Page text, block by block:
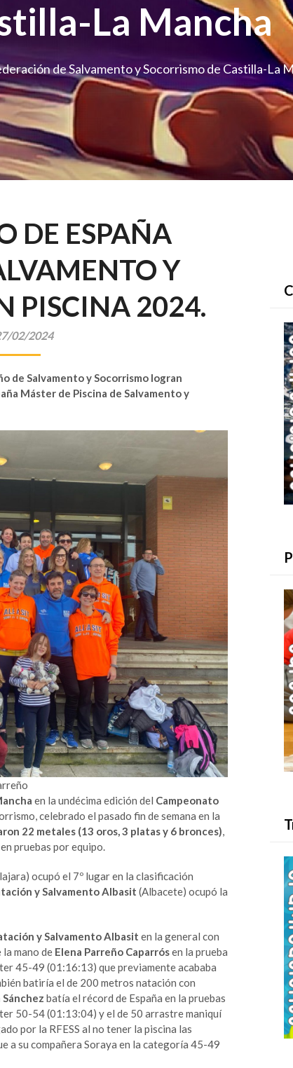
La Mancha
de Salvamento y Socorrismo de Castilla-La
DE ESPAÑA
Y
PISCINA 2024.
02/2024
de Salvamento y Socorrismo logran
Máster de Piscina de Salvamento y
en la undécima edición del Campeonato
celebrado el pasado fin de semana en la
22 metales (13 oros, 3 platas y 6 bronces),
pruebas por equipo.
ocupó el 7º lugar en la clasificación
y Salvamento Albasit (Albacete) ocupó la
y Salvamento Albasit en la general con
la mano de Elena Parreño Caparrósen la prueba
45-49 (01:16:13) que previamente acababa
batiría el de 200 metros natación con
batía el récord de España en la pruebas
50-54 (01:13:04) y el de 50 arrastre maniquí
por la RFESS al no tener la piscina las
a su compañera Soraya en la categoría 45-49